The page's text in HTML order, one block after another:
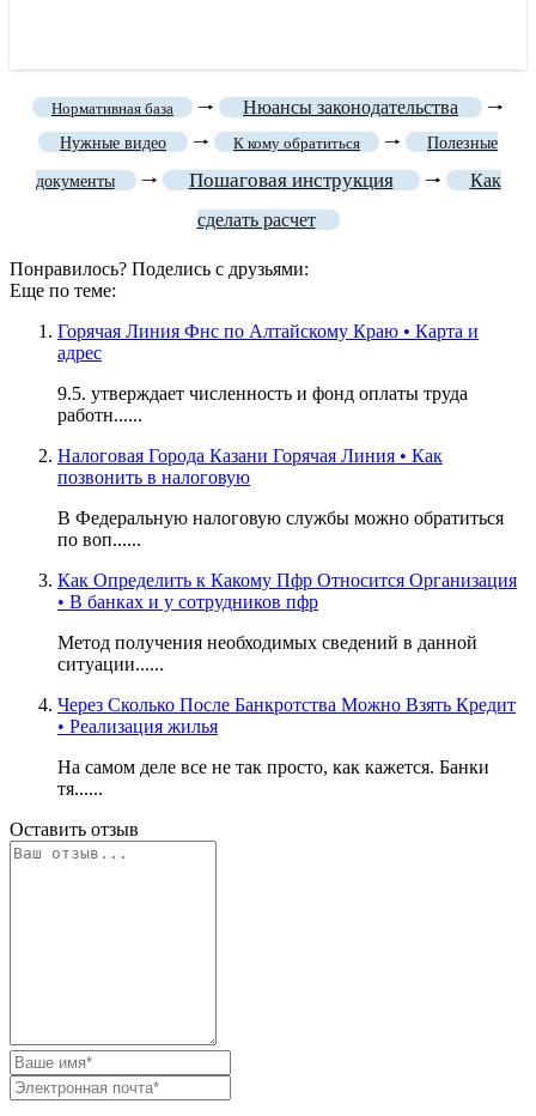
Нормативная база 🠒 Нюансы законодательства 🠒
Нужные видео 🠒 К кому обратиться 🠒 Полезные
документы 🠒 Пошаговая инструкция 🠒
Как
сделать расчет
Понравилось? Поделись с друзьями:
Еще по теме:
Горячая Линия Фнс по Алтайскому Краю • Карта и
адрес
9.5. утверждает численность и фонд оплаты труда
работн......
Налоговая Города Казани Горячая Линия • Как
позвонить в налоговую
В Федеральную налоговую службы можно обратиться
по воп......
Как Определить к Какому Пфр Относится Организация
• В банках и у сотрудников пфр
Метод получения необходимых сведений в данной
ситуации......
Через Сколько После Банкротства Можно Взять Кредит
• Реализация жилья
На самом деле все не так просто, как кажется. Банки
тя......
Оставить отзыв